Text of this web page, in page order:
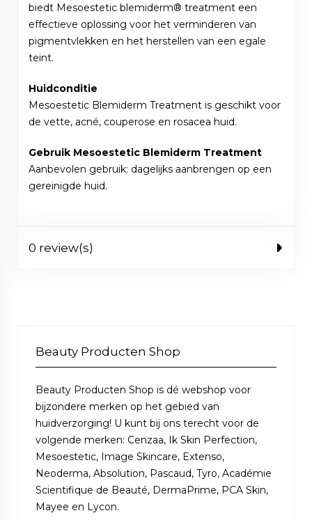
biedt Mesoestetic blemiderm® treatment een
effectieve oplossing voor het verminderen van
pigmentvlekken en het herstellen van een egale
teint.
Huidconditie
Mesoestetic Blemiderm Treatment is geschikt voor
de vette, acné, couperose en rosacea huid.
Gebruik Mesoestetic Blemiderm Treatment
Aanbevolen gebruik: dagelijks aanbrengen op een
gereinigde huid.
0 review(s)
Beauty Producten Shop
Beauty Producten Shop is dé webshop voor
bijzondere merken op het gebied van
huidverzorging! U kunt bij ons terecht voor de
volgende merken: Cenzaa, Ik Skin Perfection,
Mesoestetic, Image Skincare, Extenso,
Neoderma, Absolution, Pascaud, Tyro, Académie
Scientifique de Beauté, DermaPrime, PCA Skin,
Mayee en Lycon.